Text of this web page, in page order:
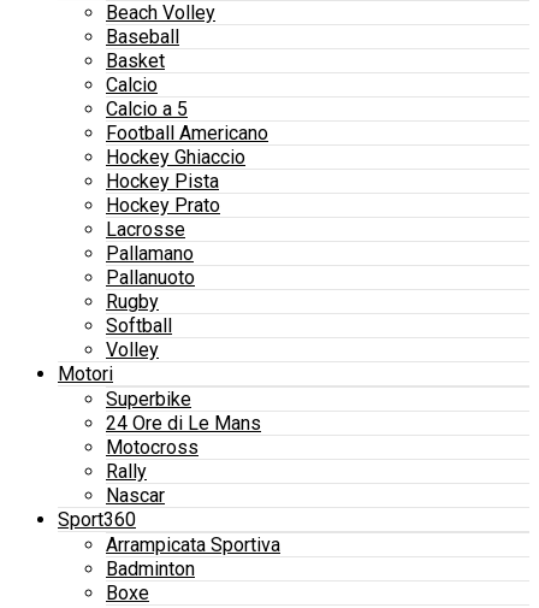
Beach Volley
Baseball
Basket
Calcio
Calcio a 5
Football Americano
Hockey Ghiaccio
Hockey Pista
Hockey Prato
Lacrosse
Pallamano
Pallanuoto
Rugby
Softball
Volley
Motori
Superbike
24 Ore di Le Mans
Motocross
Rally
Nascar
Sport360
Arrampicata Sportiva
Badminton
Boxe